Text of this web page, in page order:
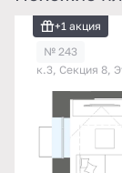
+1 акция
№ 243
к.3, Секция 8,